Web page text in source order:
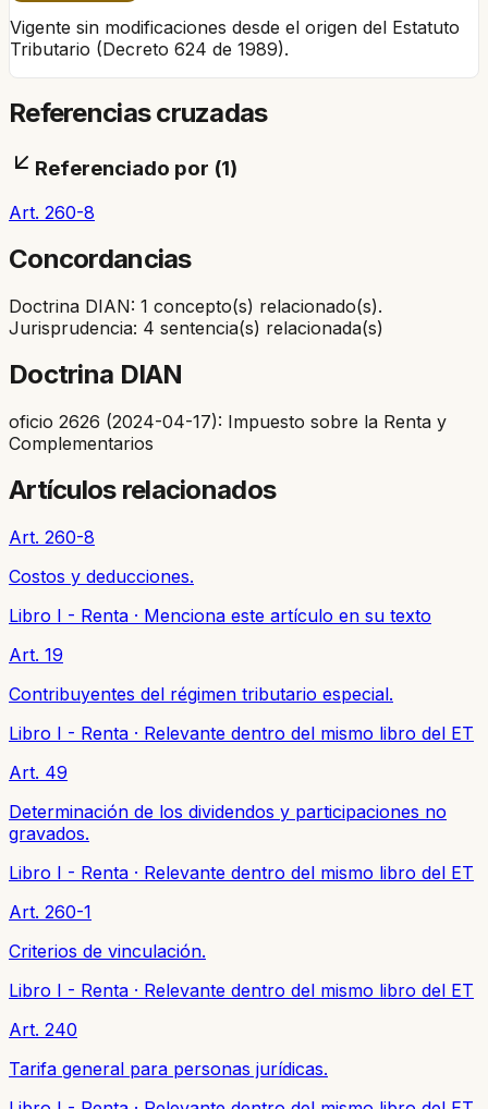
Vigente sin modificaciones desde el origen del Estatuto
Tributario (Decreto 624 de 1989).
Referencias cruzadas
Referenciado por (1)
Art. 260-8
Concordancias
Doctrina DIAN: 1 concepto(s) relacionado(s).
Jurisprudencia: 4 sentencia(s) relacionada(s)
Doctrina DIAN
oficio 2626 (2024-04-17): Impuesto sobre la Renta y
Complementarios
Artículos relacionados
Art. 260-8
Costos y deducciones.
Libro I - Renta · Menciona este artículo en su texto
Art. 19
Contribuyentes del régimen tributario especial.
Libro I - Renta · Relevante dentro del mismo libro del ET
Art. 49
Determinación de los dividendos y participaciones no
gravados.
Libro I - Renta · Relevante dentro del mismo libro del ET
Art. 260-1
Criterios de vinculación.
Libro I - Renta · Relevante dentro del mismo libro del ET
Art. 240
Tarifa general para personas jurídicas.